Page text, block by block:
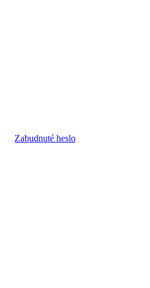
Zabudnuté heslo